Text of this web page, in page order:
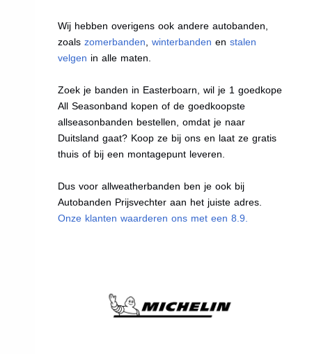
Wij hebben overigens ook andere autobanden,
zoalszomerbanden ,winterbanden enstalen
velgen in alle maten.
Zoek je banden in Easterboarn, wil je 1 goedkope
All Seasonband kopen of de goedkoopste
allseasonbanden bestellen, omdat je naar
Duitsland gaat? Koop ze bij ons en laat ze gratis
thuis of bij een montagepunt leveren.
Dus voor allweatherbanden ben je ook bij
Autobanden Prijsvechter aan het juiste adres.
Onze klanten waarderen ons met een 8.9.